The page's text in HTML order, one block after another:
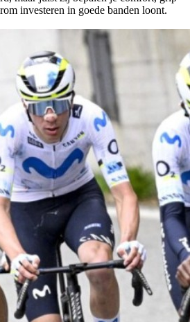
investeren in goede banden loont.